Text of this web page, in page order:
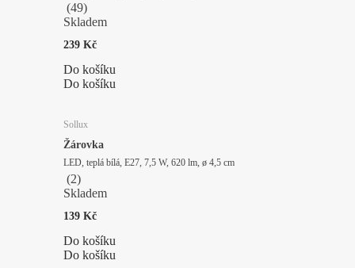
(49)
Skladem
239 Kč
Do košíku
Do košíku
Sollux
Žárovka
LED, teplá bílá, E27, 7,5 W, 620 lm, ø 4,5 cm
(2)
Skladem
139 Kč
Do košíku
Do košíku